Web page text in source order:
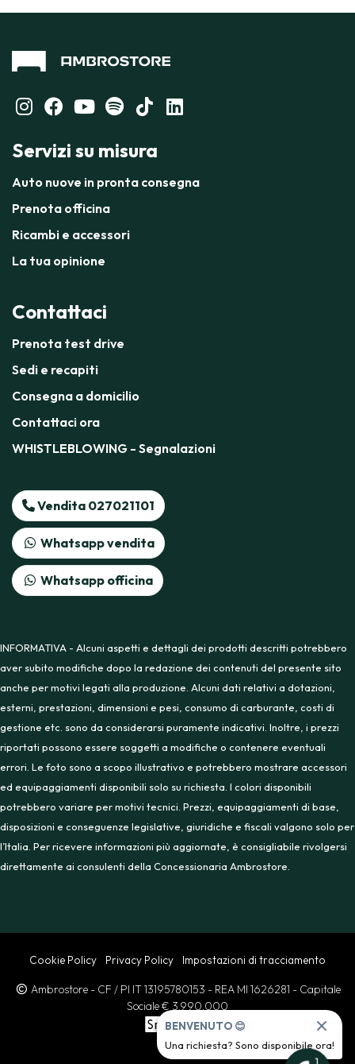
Servizi su misura
Auto nuove in pronta consegna
Prenota officina
Ricambi e accessori
La tua opinione
Contattaci
Prenota test drive
Sedi e recapiti
Consegna a domicilio
Contattaci ora
WHISTLEBLOWING - Segnalazioni
Vendita 027021101
Whatsapp vendita
Whatsapp officina
INFORMATIVA - Alcuni aspetti e dettagli dei prodotti descritti potrebbero
aver subito modifiche dopo la redazione dei contenuti del presente sito
anche per motivi legati alla produzione. Alcuni dati relativi a dotazioni,
esterni, prestazioni, dimensioni e pesi, consumo di carburante, costi di
gestione etc. sono da considerarsi puramente indicativi. Inoltre, i prezzi
riportati possono essere soggetti a modifiche o contenere eventuali
errori. Le foto sono a scopo illustrativo e potrebbero mostrare accessori
ed equipaggiamenti disponibili solo su richiesta. I colori disponibili
potrebbero variare per motivi tecnici. Prezzi, equipaggiamenti di base,
disposizioni e conseguenze legislative, giuridiche e fiscali valgono solo per
l’Italia. Per ricevere informazioni più aggiornate, è consigliabile rivolgersi
direttamente ai consulenti della Concessionaria Ambrostore.
Cookie Policy Privacy Policy Impostazioni di tracciamento
Ambrostore - CF / PI IT 13195780153 - REA MI 1626281 - Capitale
Sociale € 3.990.000
BENVENUTO 😊
Una richiesta? Sono disponibile ora!